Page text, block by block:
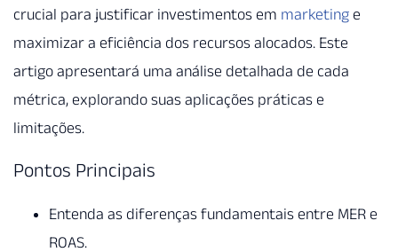
crucial para justificar investimentos em marketing e
maximizar a eficiência dos recursos alocados. Este
artigo apresentará uma análise detalhada de cada
métrica, explorando suas aplicações práticas e
limitações.
Pontos Principais
Entenda as diferenças fundamentais entre MER e
ROAS.